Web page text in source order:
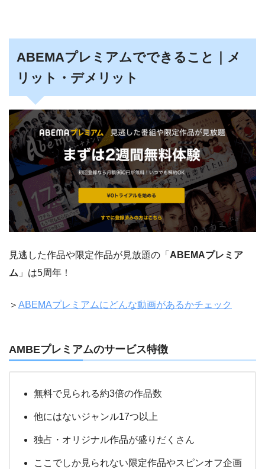
ABEMAプレミアムでできること｜メ
リット・デメリット
見逃した作品や限定作品が見放題の「 ABEMAプレミア
ム 」は5周年！
＞ ABEMAプレミアムにどんな動画があるかチェック
AMBEプレミアムのサービス特徴
無料で見られる約3倍の作品数
他にはないジャンル17つ以上
独占・オリジナル作品が盛りだくさん
ここでしか見られない限定作品やスピンオフ企画